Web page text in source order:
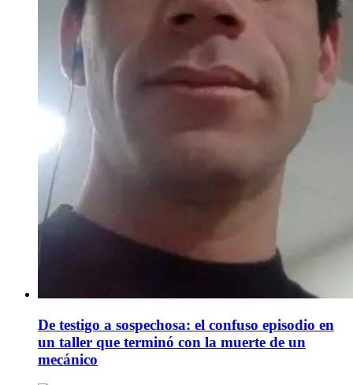
De testigo a sospechosa: el confuso episodio en
un taller que terminó con la muerte de un
mecánico